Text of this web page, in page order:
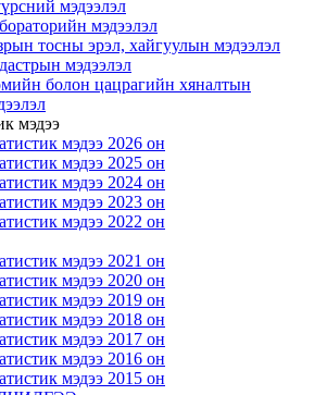
мэдээлэл
мэдээлэл
тосны эрэл, хайгуулын мэдээлэл
мэдээлэл
болон цацрагийн хяналтын
мэдээ
мэдээ 2026 он
мэдээ 2025 он
мэдээ 2024 он
мэдээ 2023 он
мэдээ 2022 он
мэдээ 2021 он
мэдээ 2020 он
мэдээ 2019 он
мэдээ 2018 он
мэдээ 2017 он
мэдээ 2016 он
мэдээ 2015 он